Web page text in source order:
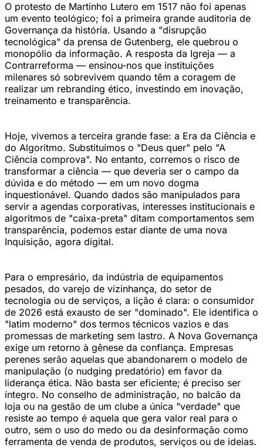
O protesto de Martinho Lutero em 1517 não foi apenas
um evento teológico; foi a primeira grande auditoria de
Governança da história. Usando a "disrupção
tecnológica" da prensa de Gutenberg, ele quebrou o
monopólio da informação. A resposta da Igreja — a
Contrarreforma — ensinou-nos que instituições
milenares só sobrevivem quando têm a coragem de
realizar um rebranding ético, investindo em inovação,
treinamento e transparência.
Hoje, vivemos a terceira grande fase: a Era da Ciência e
do Algoritmo. Substituímos o "Deus quer" pelo "A
Ciência comprova". No entanto, corremos o risco de
transformar a ciência — que deveria ser o campo da
dúvida e do método — em um novo dogma
inquestionável. Quando dados são manipulados para
servir a agendas corporativas, interesses institucionais e
algoritmos de "caixa-preta" ditam comportamentos sem
transparência, podemos estar diante de uma nova
Inquisição, agora digital.
Para o empresário, da indústria de equipamentos
pesados, do varejo de vizinhança, do setor de
tecnologia ou de serviços, a lição é clara: o consumidor
de 2026 está exausto de ser "dominado". Ele identifica o
"latim moderno" dos termos técnicos vazios e das
promessas de marketing sem lastro. A Nova Governança
exige um retorno à gênese da confiança. Empresas
perenes serão aquelas que abandonarem o modelo de
manipulação (o nudging predatório) em favor da
liderança ética. Não basta ser eficiente; é preciso ser
íntegro. No conselho de administração, no balcão da
loja ou na gestão de um clube a única "verdade" que
resiste ao tempo é aquela que gera valor real para o
outro, sem o uso do medo ou da desinformação como
ferramenta de venda de produtos, serviços ou de ideias.